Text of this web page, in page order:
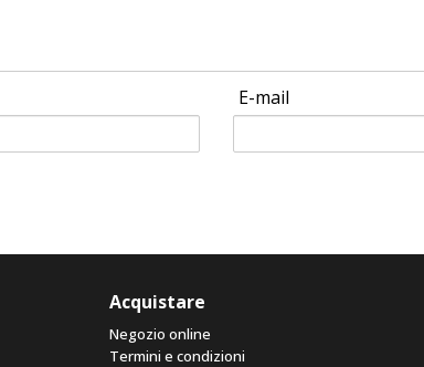
E-mail
Acquistare
Negozio online
Termini e condizioni